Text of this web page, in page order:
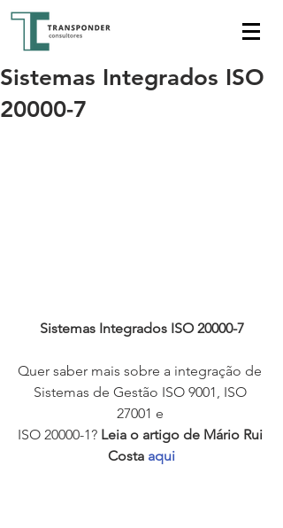
Sistemas Integrados ISO
20000-7
Sistemas Integrados ISO 20000-7
Quer saber mais sobre a integração de
Sistemas de Gestão ISO 9001, ISO
27001 e
ISO 20000-1? Leia o artigo de Mário Rui
Costa aqui